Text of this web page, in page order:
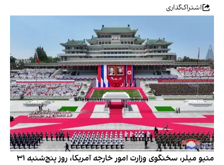
اشتراک‌گذاری
متیو میلر، سخنگوی وزارت امور خارجه آمریکا، روز پنج‌شنبه ۳۱